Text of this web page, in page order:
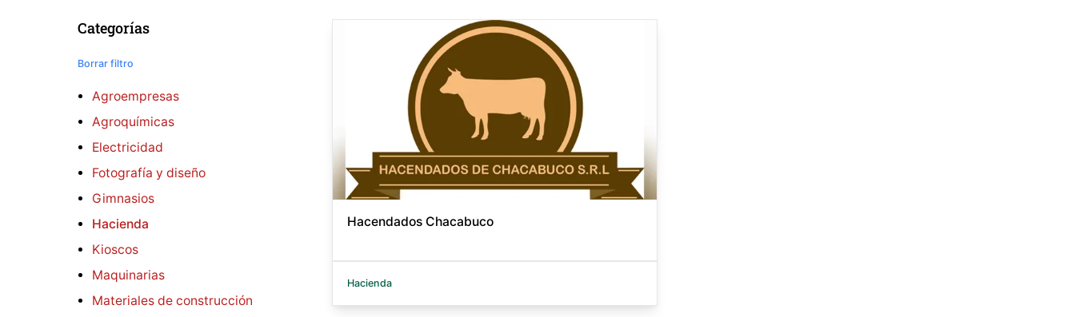
Categorías
Borrar filtro
Agroempresas
Agroquímicas
Electricidad
Fotografía y diseño
Gimnasios
Hacienda
Kioscos
Maquinarias
Materiales de construcción
Hacendados Chacabuco
Hacienda